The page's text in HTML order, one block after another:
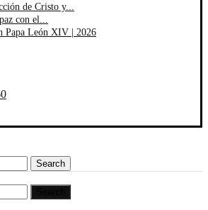
de Cristo y...
con el...
Papa León XIV | 2026
Search